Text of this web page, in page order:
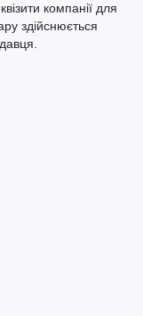
компанії для
здійснюється